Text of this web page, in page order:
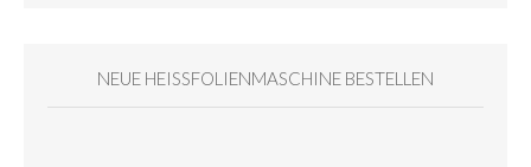
NEUE HEISSFOLIENMASCHINE BESTELLEN